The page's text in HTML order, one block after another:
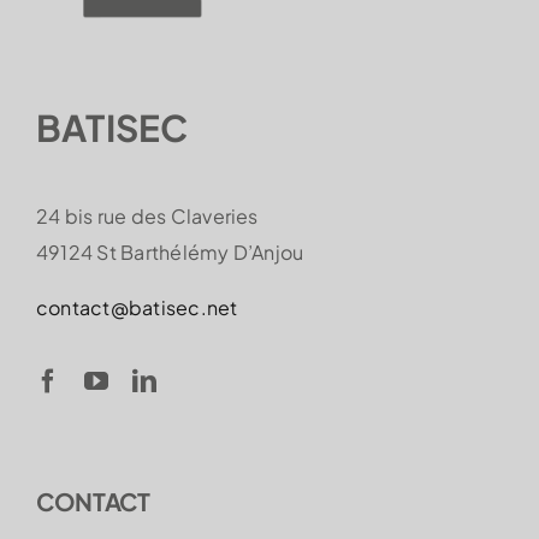
BATISEC
24 bis rue des Claveries
49124 St Barthélémy D’Anjou
contact@batisec.net
CONTACT